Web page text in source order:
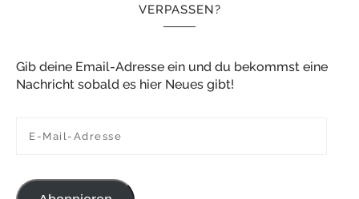
VERPASSEN?
Gib deine Email-Adresse ein und du bekommst eine
Nachricht sobald es hier Neues gibt!